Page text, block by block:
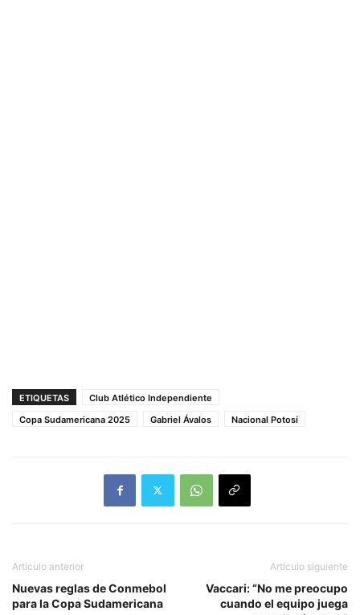
ETIQUETAS
Club Atlético Independiente
Copa Sudamericana 2025
Gabriel Ávalos Nacional Potosí
Artículo anterior
Nuevas reglas de Conmebol
para la Copa Sudamericana
Artículo siguiente
Vaccari: “No me preocupo
cuando el equipo juega